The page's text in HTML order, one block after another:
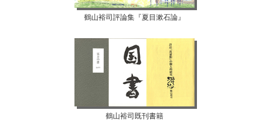
鶴山裕司評論集『夏目漱石論』
鶴山裕司既刊書籍